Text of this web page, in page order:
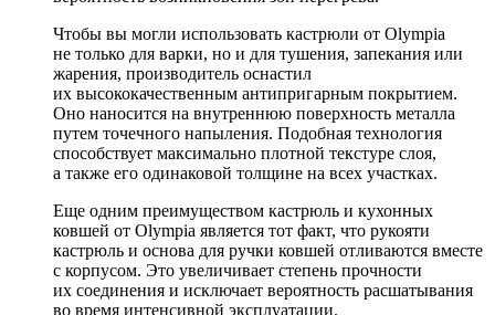
Чтобы вы могли использовать кастрюли от Olympia
не только для варки, но и для тушения, запекания или
жарения, производитель оснастил
их высококачественным антипригарным покрытием.
Оно наносится на внутреннюю поверхность металла
путем точечного напыления. Подобная технология
способствует максимально плотной текстуре слоя,
а также его одинаковой толщине на всех участках.
Еще одним преимуществом кастрюль и кухонных
ковшей от Olympia является тот факт, что рукояти
кастрюль и основа для ручки ковшей отливаются вместе
с корпусом. Это увеличивает степень прочности
их соединения и исключает вероятность расшатывания
во время интенсивной эксплуатации.